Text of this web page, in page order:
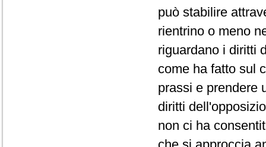
può stabilire
rientrino o meno
riguardano i diritti
come ha fatto sul
prassi e prendere
diritti
non ci ha